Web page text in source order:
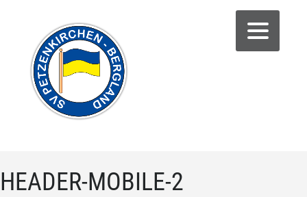
HEADER-MOBILE-2